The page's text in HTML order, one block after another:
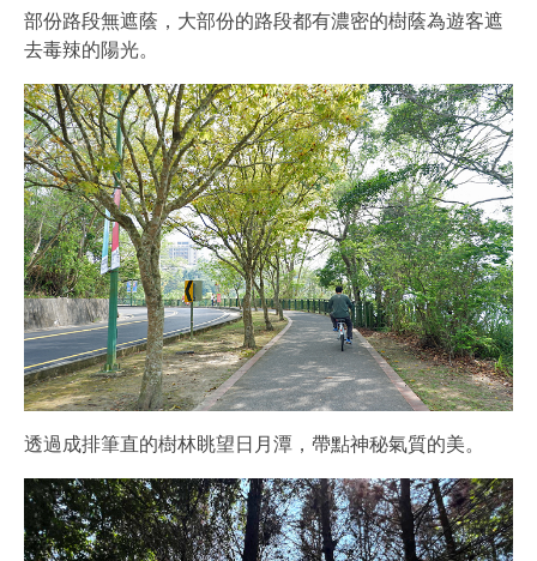
部份路段無遮蔭，大部份的路段都有濃密的樹蔭為遊客遮
去毒辣的陽光。
透過成排筆直的樹林眺望日月潭，帶點神秘氣質的美。